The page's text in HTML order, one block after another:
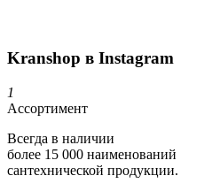
Kranshop в Instagram
1
Ассортимент
Всегда в наличии
более 15 000 наименований
сантехнической продукции.